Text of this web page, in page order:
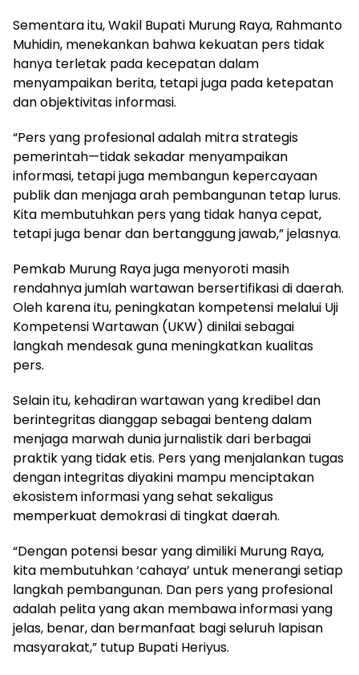
Sementara itu, Wakil Bupati Murung Raya, Rahmanto
Muhidin, menekankan bahwa kekuatan pers tidak
hanya terletak pada kecepatan dalam
menyampaikan berita, tetapi juga pada ketepatan
dan objektivitas informasi.
“Pers yang profesional adalah mitra strategis
pemerintah—tidak sekadar menyampaikan
informasi, tetapi juga membangun kepercayaan
publik dan menjaga arah pembangunan tetap lurus.
Kita membutuhkan pers yang tidak hanya cepat,
tetapi juga benar dan bertanggung jawab,” jelasnya.
Pemkab Murung Raya juga menyoroti masih
rendahnya jumlah wartawan bersertifikasi di daerah.
Oleh karena itu, peningkatan kompetensi melalui Uji
Kompetensi Wartawan (UKW) dinilai sebagai
langkah mendesak guna meningkatkan kualitas
pers.
Selain itu, kehadiran wartawan yang kredibel dan
berintegritas dianggap sebagai benteng dalam
menjaga marwah dunia jurnalistik dari berbagai
praktik yang tidak etis. Pers yang menjalankan tugas
dengan integritas diyakini mampu menciptakan
ekosistem informasi yang sehat sekaligus
memperkuat demokrasi di tingkat daerah.
“Dengan potensi besar yang dimiliki Murung Raya,
kita membutuhkan ‘cahaya’ untuk menerangi setiap
langkah pembangunan. Dan pers yang profesional
adalah pelita yang akan membawa informasi yang
jelas, benar, dan bermanfaat bagi seluruh lapisan
masyarakat,” tutup Bupati Heriyus.